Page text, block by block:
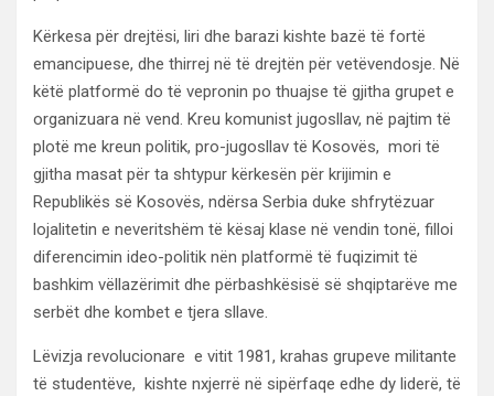
Kërkesa për drejtësi, liri dhe barazi kishte bazë të fortë
emancipuese, dhe thirrej në të drejtën për vetëvendosje. Në
këtë platformë do të vepronin po thuajse të gjitha grupet e
organizuara në vend. Kreu komunist jugosllav, në pajtim të
plotë me kreun politik, pro-jugosllav të Kosovës, mori të
gjitha masat për ta shtypur kërkesën për krijimin e
Republikës së Kosovës, ndërsa Serbia duke shfrytëzuar
lojalitetin e neveritshëm të kësaj klase në vendin tonë, filloi
diferencimin ideo-politik nën platformë të fuqizimit të
bashkim vëllazërimit dhe përbashkësisë së shqiptarëve me
serbët dhe kombet e tjera sllave.
Lëvizja revolucionare e vitit 1981, krahas grupeve militante
të studentëve, kishte nxjerrë në sipërfaqe edhe dy liderë, të